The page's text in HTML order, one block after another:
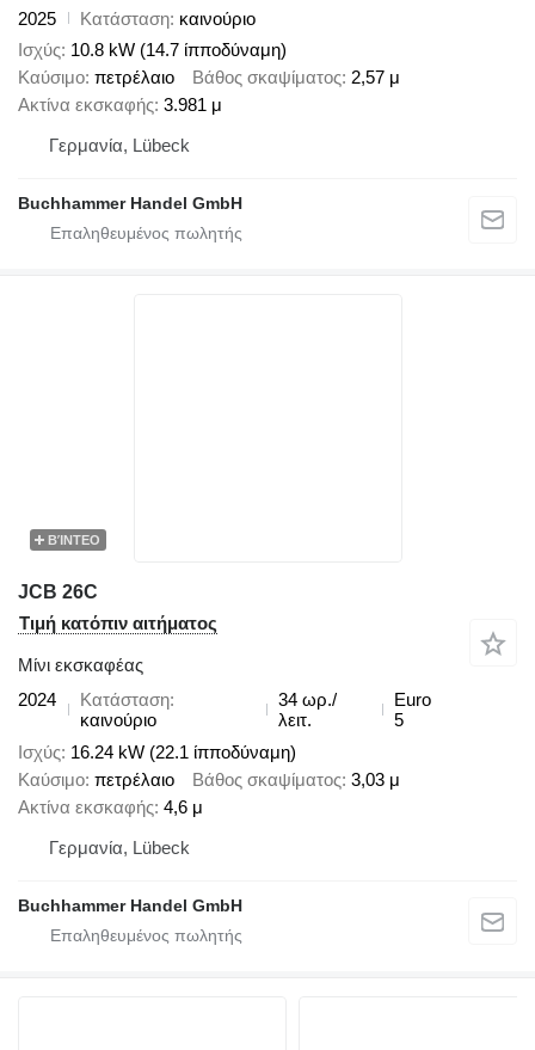
2025
Κατάσταση καινούριο
Ισχύς 10.8 kW (14.7 ίπποδύναμη)
Καύσιμο πετρέλαιο Βάθος σκαψίματος 2,57 μ
Ακτίνα εκσκαφής 3.981 μ
Γερμανία, Lübeck
Buchhammer Handel GmbH
ΒΊΝΤΕΟ
JCB 26C
Τιμή κατόπιν αιτήματος
Μίνι εκσκαφέας
2024
Κατάσταση
καινούριο
34 ωρ./
λειτ.
Euro
5
Ισχύς 16.24 kW (22.1 ίπποδύναμη)
Καύσιμο πετρέλαιο Βάθος σκαψίματος 3,03 μ
Ακτίνα εκσκαφής 4,6 μ
Γερμανία, Lübeck
Buchhammer Handel GmbH